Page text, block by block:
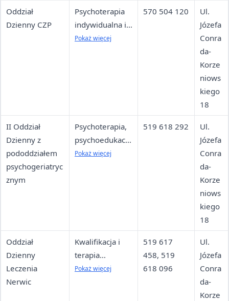
Oddział
Dzienny CZP
Psychoterapia
indywidualna i
grupowa,
Pokaż więcej
570 504 120
Ul.
Józefa
Conra
da-
Korze
niows
kiego
18
II Oddział
Dzienny z
pododdziałem
psychogeriatryc
znym
Psychoterapia,
psychoedukacja
, terapia
Pokaż więcej
519 618 292
Ul.
Józefa
Conra
da-
Korze
niows
kiego
18
Oddział
Dzienny
Leczenia
Nerwic
Kwalifikacja i
terapia
grupowa dla
Pokaż więcej
519 617
458, 519
618 096
Ul.
Józefa
Conra
da-
Korze